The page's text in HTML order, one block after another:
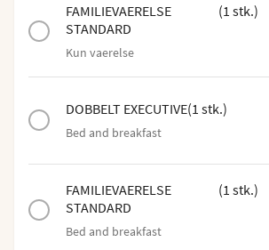
FAMILIEVAERELSE
STANDARD
(1 stk.)
Kun vaerelse
DOBBELT EXECUTIVE(1 stk.)
Bed and breakfast
FAMILIEVAERELSE
STANDARD
(1 stk.)
Bed and breakfast